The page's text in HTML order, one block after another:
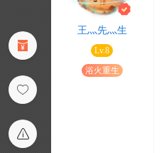
王灬先灬生
Lv.8
浴火重生